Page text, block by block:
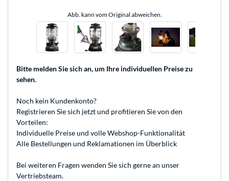
Abb. kann vom Original abweichen.
Bitte melden Sie sich an, um Ihre individuellen Preise zu
sehen.
Noch kein Kundenkonto?
Registrieren Sie sich jetzt und profitieren Sie von den
Vorteilen:
Individuelle Preise und volle Webshop-Funktionalität
Alle Bestellungen und Reklamationen im Überblick
Bei weiteren Fragen wenden Sie sich gerne an unser
Vertriebsteam.